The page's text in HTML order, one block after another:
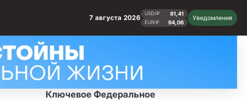
7 августа 2026
USD/₽ 81,41
EUR/₽ 94,06
Уведомления
Ключевое Федеральное